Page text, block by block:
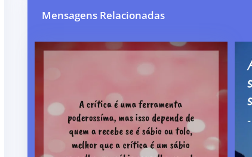
Mensagens Relacionadas